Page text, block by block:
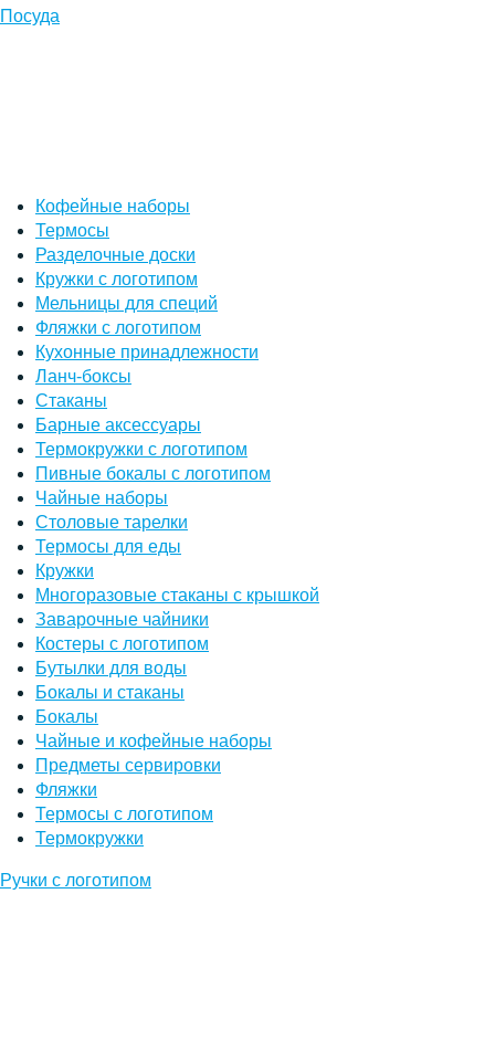
Посуда
Кофейные наборы
Термосы
Разделочные доски
Кружки с логотипом
Мельницы для специй
Фляжки с логотипом
Кухонные принадлежности
Ланч-боксы
Стаканы
Барные аксессуары
Термокружки с логотипом
Пивные бокалы с логотипом
Чайные наборы
Столовые тарелки
Термосы для еды
Кружки
Многоразовые стаканы с крышкой
Заварочные чайники
Костеры с логотипом
Бутылки для воды
Бокалы и стаканы
Бокалы
Чайные и кофейные наборы
Предметы сервировки
Фляжки
Термосы с логотипом
Термокружки
Ручки с логотипом